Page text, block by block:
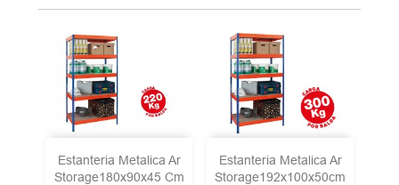
Estanteria Metalica Ar
Storage180x90x45 Cm
Estanteria Metalica Ar
Storage192x100x50cm